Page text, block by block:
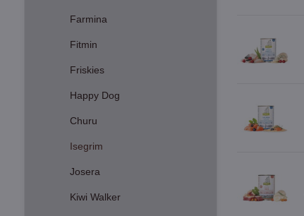
Farmina
Fitmin
Friskies
Happy Dog
Churu
Isegrim
Josera
Kiwi Walker